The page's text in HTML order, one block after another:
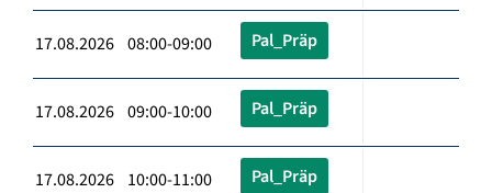
17.08.2026 08:00-09:00 Pal_Präp
17.08.2026 09:00-10:00 Pal_Präp
17.08.2026 10:00-11:00 Pal_Präp